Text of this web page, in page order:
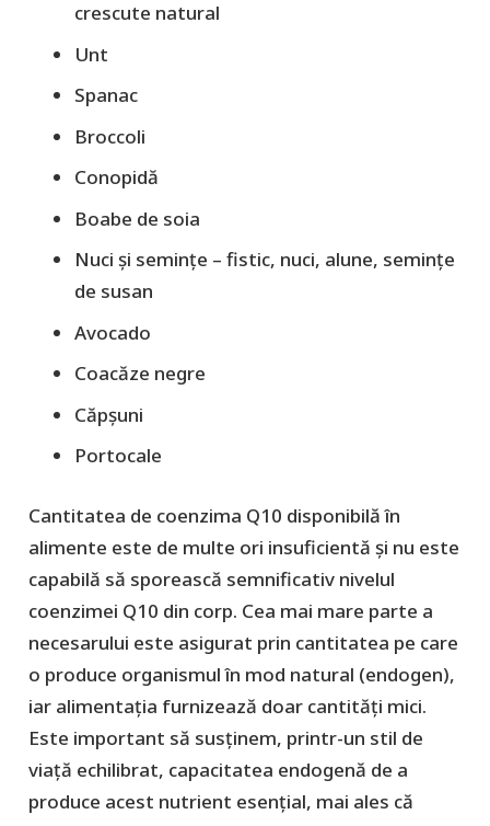
crescute natural
Unt
Spanac
Broccoli
Conopidă
Boabe de soia
Nuci și semințe – fistic, nuci, alune, semințe
de susan
Avocado
Coacăze negre
Căpșuni
Portocale
Cantitatea de coenzima Q10 disponibilă în
alimente este de multe ori insuficientă și nu este
capabilă să sporească semnificativ nivelul
coenzimei Q10 din corp. Cea mai mare parte a
necesarului este asigurat prin cantitatea pe care
o produce organismul în mod natural (endogen),
iar alimentația furnizează doar cantități mici.
Este important să susținem, printr-un stil de
viață echilibrat, capacitatea endogenă de a
produce acest nutrient esențial, mai ales că